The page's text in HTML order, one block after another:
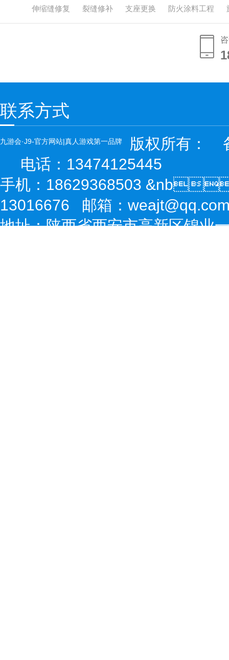
伸缩缝修复 裂缝修补 支座更换 防火涂料工程
联系方式
版权所有：
九游会·J9-官方网站|真人游戏第一品牌
电话：13474125445
手机：18629368503
13016676 邮箱：
地址：陕西省西安市高新区锦业